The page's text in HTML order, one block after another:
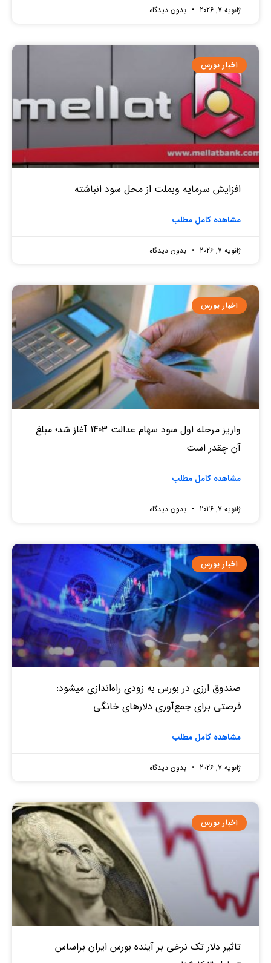
ژانویه 7, 2026 بدون دیدگاه
اخبار بورس
افزایش سرمایه وبملت از محل سود انباشته
مشاهده کامل مطلب
ژانویه 7, 2026 بدون دیدگاه
اخبار بورس
واریز مرحله اول سود سهام عدالت 1403 آغاز شد؛ مبلغ
آن چقدر است
مشاهده کامل مطلب
ژانویه 7, 2026 بدون دیدگاه
اخبار بورس
صندوق‌ ارزی در بورس به زودی راه‌اندازی میشود:
فرصتی برای جمع‌آوری دلارهای خانگی
مشاهده کامل مطلب
ژانویه 7, 2026 بدون دیدگاه
اخبار بورس
تاثیر دلار تک نرخی بر آینده بورس ایران براساس